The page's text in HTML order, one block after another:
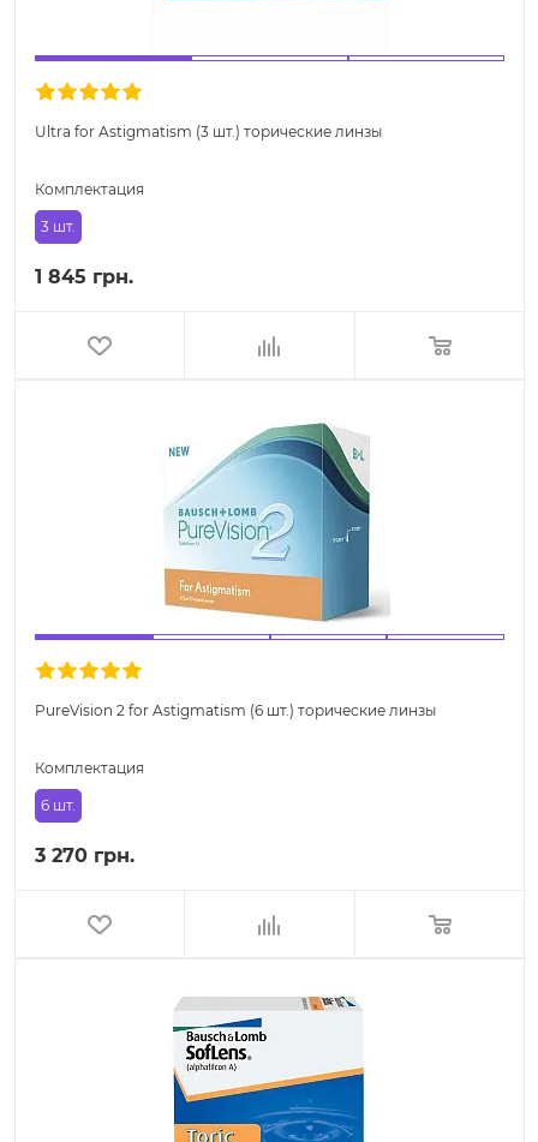
Ultra for Astigmatism (3 шт.) торические линзы
Комплектация
3 шт.
1 845 грн.
PureVision 2 for Astigmatism (6 шт.) торические линзы
Комплектация
6 шт.
3 270 грн.